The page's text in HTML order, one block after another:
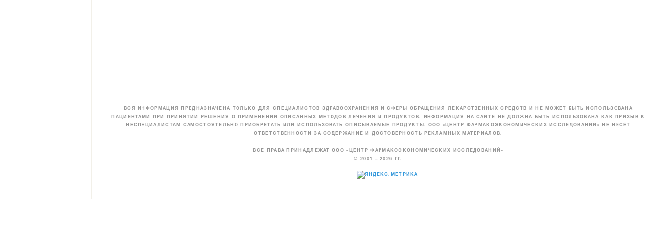
ВСЯ ИНФОРМАЦИЯ ПРЕДНАЗНАЧЕНА ТОЛЬКО ДЛЯ СПЕЦИАЛИСТОВ ЗДРАВООХРАНЕНИЯ И СФЕРЫ ОБРАЩЕНИЯ ЛЕКАРСТВЕННЫХ СРЕДСТВ И НЕ МОЖЕТ БЫТЬ ИСПОЛЬЗОВАНА
ПАЦИЕНТАМИ ПРИ ПРИНЯТИИ РЕШЕНИЯ О ПРИМЕНЕНИИ ОПИСАННЫХ МЕТОДОВ ЛЕЧЕНИЯ И ПРОДУКТОВ. ИНФОРМАЦИЯ НА САЙТЕ НЕ ДОЛЖНА БЫТЬ ИСПОЛЬЗОВАНА КАК ПРИЗЫВ К
НЕСПЕЦИАЛИСТАМ САМОСТОЯТЕЛЬНО ПРИОБРЕТАТЬ ИЛИ ИСПОЛЬЗОВАТЬ ОПИСЫВАЕМЫЕ ПРОДУКТЫ. ООО «ЦЕНТР ФАРМАКОЭКОНОМИЧЕСКИХ ИССЛЕДОВАНИЙ» НЕ НЕСЁТ
ОТВЕТСТВЕННОСТИ ЗА СОДЕРЖАНИЕ И ДОСТОВЕРНОСТЬ РЕКЛАМНЫХ МАТЕРИАЛОВ.
ВСЕ ПРАВА ПРИНАДЛЕЖАТ ООО «ЦЕНТР ФАРМАКОЭКОНОМИЧЕСКИХ ИССЛЕДОВАНИЙ»
© 2001 – 2026 ГГ.